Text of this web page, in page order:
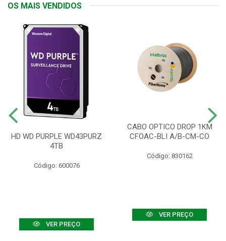
OS MAIS VENDIDOS
HD WD PURPLE WD43PURZ
4TB
Código: 600076
VER PREÇO
CABO OPTICO DROP 1KM
CFOAC-BLI A/B-CM-CO
Código: 830162
VER PREÇO